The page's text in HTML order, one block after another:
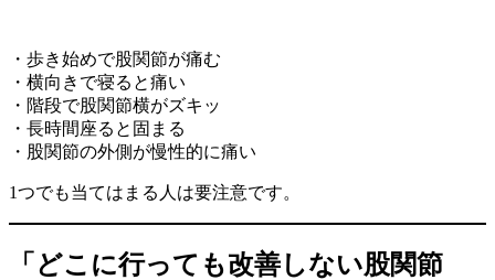
・歩き始めで股関節が痛む
・横向きで寝ると痛い
・階段で股関節横がズキッ
・長時間座ると固まる
・股関節の外側が慢性的に痛い
1つでも当てはまる人は要注意です。
「どこに行っても改善しない股関節